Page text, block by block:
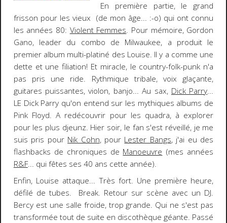
En première partie, le grand
frisson pour les vieux (de mon âge... :-o) qui ont connu
les années 80: Violent Femmes. Pour mémoire, Gordon
Gano, leader du combo de Milwaukee, a produit le
premier album multi-platiné des Louise. Il y a comme une
dette et une filiation! Et miracle, le country-folk-punk n'a
pas pris une ride. Rythmique tribale, voix glaçante,
guitares puissantes, violon, banjo... Au sax, Dick Parry...
LE Dick Parry qu'on entend sur les mythiques albums de
Pink Floyd. A redécouvrir pour les quadra, à explorer
pour les plus djeunz. Hier soir, le fan s'est réveillé, je me
suis pris pour Nik Cohn, pour Lester Bangs, j'ai eu des
flashbacks de chroniques de Manoeuvre (mes années
R&F... qui fêtes ses 40 ans cette année).
Enfin, Louise attaque... Très fort. Une première heure,
défilé de tubes. Break. Retour sur scène avec un DJ.
Bercy est une salle froide, trop grande. Qui ne s'est pas
transformée tout de suite en discothèque géante. Passé